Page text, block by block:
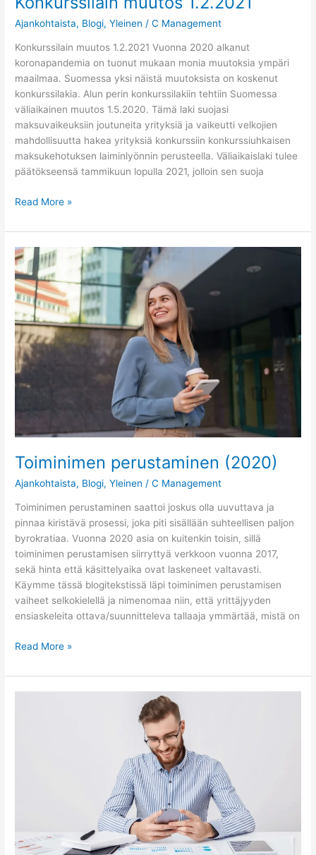
Ajankohtaista, Blogi,Yleinen /C Management
Konkurssilain muutos 1.2.2021 Vuonna 2020 alkanut
koronapandemia on tuonut mukaan monia muutoksia ympäri
maailmaa. Suomessa yksi näistä muutoksista on koskenut
konkurssilakia. Alun perin konkurssilakiin tehtiin Suomessa
väliaikainen muutos 1.5.2020. Tämä laki suojasi
maksuvaikeuksiin joutuneita yrityksiä ja vaikeutti velkojien
mahdollisuutta hakea yrityksiä konkurssiin konkurssiuhkaisen
maksukehotuksen laiminlyönnin perusteella. Väliaikaislaki tulee
päätökseensä tammikuun lopulla 2021, jolloin sen suoja
Read More »
Toiminimen perustaminen (2020)
Ajankohtaista, Blogi,Yleinen /C Management
Toiminimen perustaminen saattoi joskus olla uuvuttava ja
pinnaa kiristävä prosessi, joka piti sisällään suhteellisen paljon
byrokratiaa. Vuonna 2020 asia on kuitenkin toisin, sillä
toiminimen perustamisen siirryttyä verkkoon vuonna 2017,
sekä hinta että käsittelyaika ovat laskeneet valtavasti.
Käymme tässä blogitekstissä läpi toiminimen perustamisen
vaiheet selkokielellä ja nimenomaa niin, että yrittäjyyden
ensiaskeleita ottava/suunnitteleva tallaaja ymmärtää, mistä on
Toiminimen
perustaminen
(2020)
Read More »